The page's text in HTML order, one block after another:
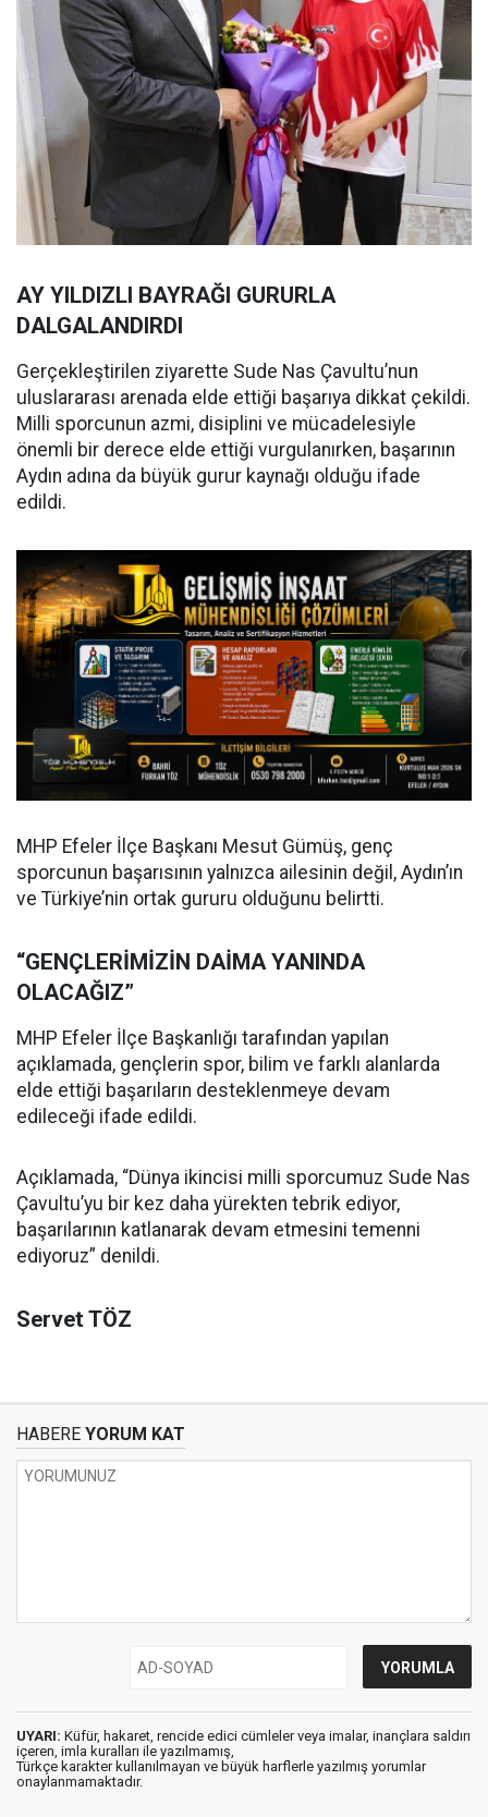
AY YILDIZLI BAYRAĞI GURURLA
DALGALANDIRDI
Gerçekleştirilen ziyarette Sude Nas Çavultu’nun
uluslararası arenada elde ettiği başarıya dikkat çekildi.
Milli sporcunun azmi, disiplini ve mücadelesiyle
önemli bir derece elde ettiği vurgulanırken, başarının
Aydın adına da büyük gurur kaynağı olduğu ifade
edildi.
MHP Efeler İlçe Başkanı Mesut Gümüş, genç
sporcunun başarısının yalnızca ailesinin değil, Aydın’ın
ve Türkiye’nin ortak gururu olduğunu belirtti.
“GENÇLERİMİZİN DAİMA YANINDA
OLACAĞIZ”
MHP Efeler İlçe Başkanlığı tarafından yapılan
açıklamada, gençlerin spor, bilim ve farklı alanlarda
elde ettiği başarıların desteklenmeye devam
edileceği ifade edildi.
Açıklamada, “Dünya ikincisi milli sporcumuz Sude Nas
Çavultu’yu bir kez daha yürekten tebrik ediyor,
başarılarının katlanarak devam etmesini temenni
ediyoruz” denildi.
Servet TÖZ
HABERE YORUM KAT
UYARI: Küfür, hakaret, rencide edici cümleler veya imalar, inançlara saldırı
içeren, imla kuralları ile yazılmamış,
Türkçe karakter kullanılmayan ve büyük harflerle yazılmış yorumlar
onaylanmamaktadır.